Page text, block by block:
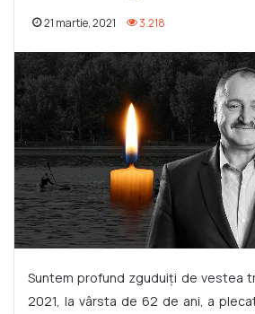
21 martie, 2021 3.218
Suntem profund zguduiți de vestea
2021, la vârsta de 62 de ani, a